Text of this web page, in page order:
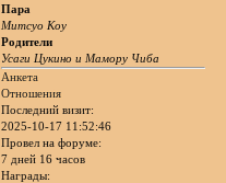
Пара
Митсуо Коу
Родители
Усаги Цукино и Мамору Чиба
Анкета
Отношения
Последний визит:
2025-10-17 11:52:46
Провел на форуме:
7 дней 16 часов
Награды: